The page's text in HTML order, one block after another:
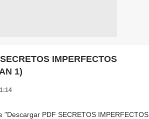
IMPERFECTOS
1)